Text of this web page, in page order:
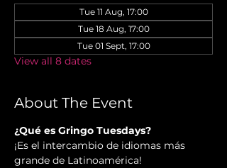
Tue 11 Aug, 17:00
Tue 18 Aug, 17:00
Tue 01 Sept, 17:00
View all 8 dates
About The Event
¿Qué es Gringo Tuesdays?
¡Es el intercambio de idiomas más
grande de Latinoamérica!